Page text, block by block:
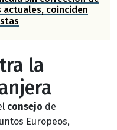
actuales, coinciden
la
consejo de
Europeos,